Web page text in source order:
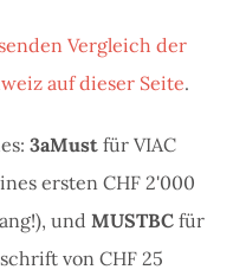
Vergleich der
auf dieser Seite.
3aMustfür VIAC
ersten CHF 2'000
und MUSTBC für
von CHF 25